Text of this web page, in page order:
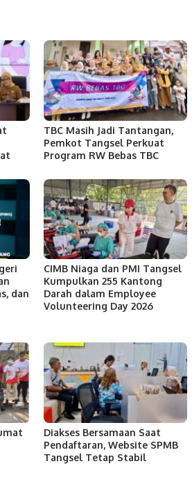
TBC Masih Jadi Tantangan,
Pemkot Tangsel Perkuat
Program RW Bebas TBC
dan
CIMB Niaga dan PMI Tangsel
Kumpulkan 255 Kantong
Darah dalam Employee
Volunteering Day 2026
Diakses Bersamaan Saat
Pendaftaran, Website SPMB
Tangsel Tetap Stabil